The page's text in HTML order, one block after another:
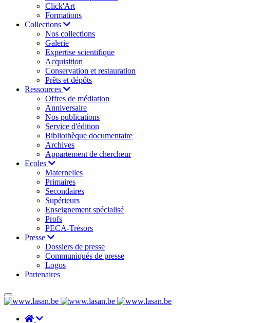
Click'Art
Formations
Collections
Nos collections
Galerie
Expertise scientifique
Acquisition
Conservation et restauration
Prêts et dépôts
Ressources
Offres de médiation
Anniversaire
Nos publications
Service d'édition
Bibliothèque documentaire
Archives
Appartement de chercheur
Ecoles
Maternelles
Primaires
Secondaires
Supérieurs
Enseignement spécialisé
Profs
PECA-Trésors
Presse
Dossiers de presse
Communiqués de presse
Logos
Partenaires